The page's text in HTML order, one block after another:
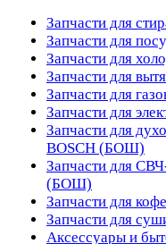
Запчасти для
Запчасти для
Запчасти для
Запчасти для
Запчасти для
Запчасти для
Запчасти для
BOSCH (БОШ)
Запчасти для
(БОШ)
Запчасти для
Запчасти для
Аксессуары и